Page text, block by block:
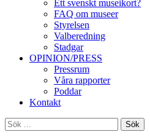
Ett svenskt museikort?
FAQ om museer
Styrelsen
Valberedning
Stadgar
OPINION/PRESS
Pressrum
Våra rapporter
Poddar
Kontakt
Sök